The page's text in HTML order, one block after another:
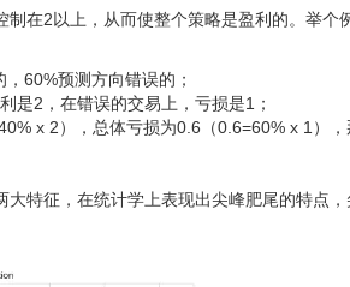
在2以上，从而使整个策略是盈利的。举个
60%预测方向错误的；
是2，在错误的交易上，亏损是1；
x 2），总体亏损为0.6（0.6=60% x 1），
特征，在统计学上表现出尖峰肥尾的特点